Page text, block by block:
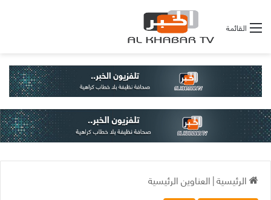
القائمة
الرئيسية|العناوين الرئيسية